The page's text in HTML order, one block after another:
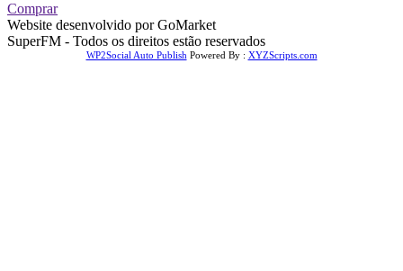
Comprar
Website desenvolvido por GoMarket
SuperFM - Todos os direitos estão reservados
WP2Social Auto Publish Powered By : XYZScripts.com